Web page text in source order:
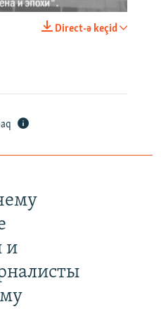
Direct-ə keçid
и
EMBED
Имидж – все. Почему азербайджанские правозащитники и независимые журналисты попадают в тюрьму